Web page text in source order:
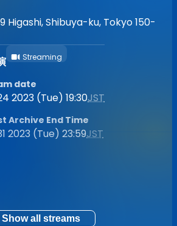
Higashi, Shibuya-ku, Tokyo 150-
Streaming
date
2023 (Tue) 19:30JST
Archive End Time
2023 (Tue) 23:59JST
Show all streams